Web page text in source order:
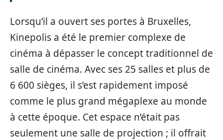
Lorsqu’il a ouvert ses portes à Bruxelles,
Kinepolis a été le premier complexe de
cinéma à dépasser le concept traditionnel de
salle de cinéma. Avec ses 25 salles et plus de
6 600 sièges, il s’est rapidement imposé
comme le plus grand mégaplexe au monde
à cette époque. Cet espace n’était pas
seulement une salle de projection ; il offrait